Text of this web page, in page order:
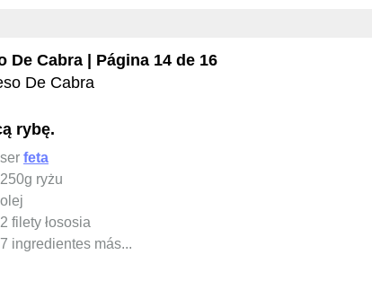
De Cabra | Página 14 de 16
De Cabra
rybę.
ser feta
250g ryżu
olej
2 filety łososia
7 ingredientes más...